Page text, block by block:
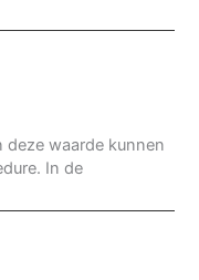
deze waarde kunnen
In de